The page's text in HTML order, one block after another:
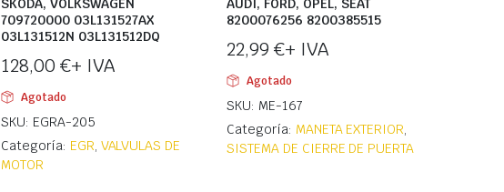
SKODA, VOLKSWAGEN
709720000 03L131527AX
03L131512N 03L131512DQ
128,00 €+ IVA
Agotado
SKU: EGRA-205
Categoría: EGR, VALVULAS DE
MOTOR
AUDI, FORD, OPEL, SEAT
8200076256 8200385515
22,99 €+ IVA
Agotado
SKU: ME-167
Categoría: MANETA EXTERIOR,
SISTEMA DE CIERRE DE PUERTA